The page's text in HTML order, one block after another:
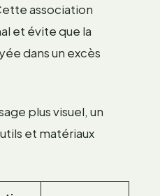
association
et évite que la
dans un excès
plus visuel, un
et matériaux